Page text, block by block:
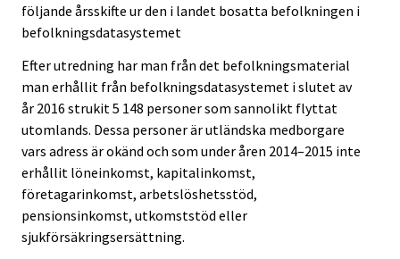
följande årsskifte ur den i landet bosatta befolkningen i
befolkningsdatasystemet
Efter utredning har man från det befolkningsmaterial
man erhållit från befolkningsdatasystemet i slutet av
år 2016 strukit 5 148 personer som sannolikt flyttat
utomlands. Dessa personer är utländska medborgare
vars adress är okänd och som under åren 2014–2015 inte
erhållit löneinkomst, kapitalinkomst,
företagarinkomst, arbetslöshetsstöd,
pensionsinkomst, utkomststöd eller
sjukförsäkringsersättning.